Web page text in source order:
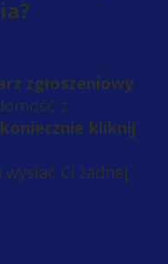
zgłoszeniowy
z
koniecznie kliknij
Ci żadnej